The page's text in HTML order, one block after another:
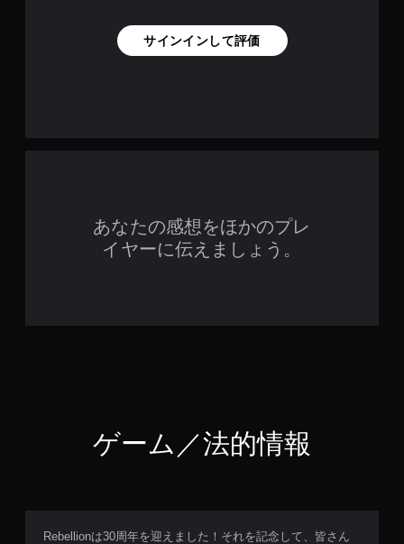
サインインして評価
あなたの感想をほかのプレ
イヤーに伝えましょう。
ゲーム／法的情報
Rebellionは30周年を迎えました！それを記念して、皆さん